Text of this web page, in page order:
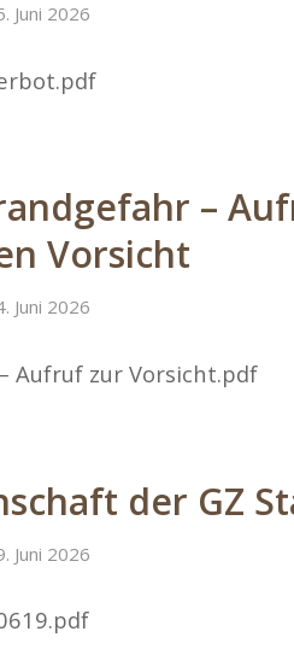
Juni 2026
–
Vorsicht
Juni 2026
Aufruf zur Vorsicht.pdf
der GZ
Juni 2026